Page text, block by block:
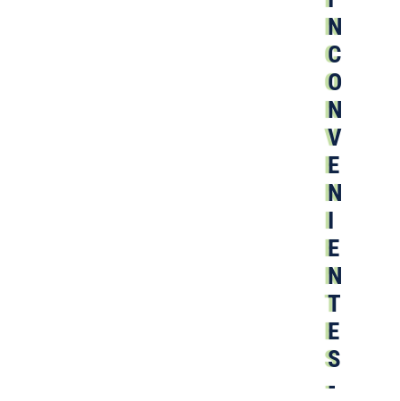
N
C
O
N
V
E
N
I
E
N
T
E
S
-